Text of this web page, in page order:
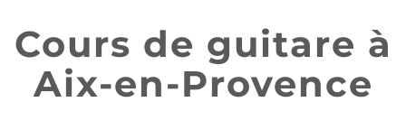
Cours de guitare à
Aix-en-Provence